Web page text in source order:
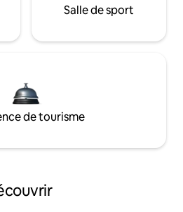
Salle de sport
de tourisme